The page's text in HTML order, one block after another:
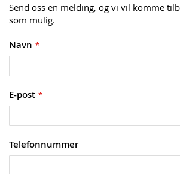
Send oss en melding, og vi vil komme
som mulig.
Navn
E-post
Telefonnummer